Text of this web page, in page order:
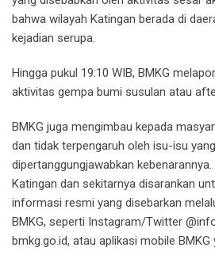
bahwa wilayah Katingan berada di
kejadian serupa.
Hingga pukul 19:10 WIB, BMKG
aktivitas gempa bumi susulan atau
BMKG juga mengimbau kepada
dan tidak terpengaruh oleh isu-isu
dipertanggungjawabkan
Katingan dan sekitarnya disarankan
informasi resmi yang disebarkan
BMKG, seperti Instagram/Twitter
bmkg.go.id, atau aplikasi mobile